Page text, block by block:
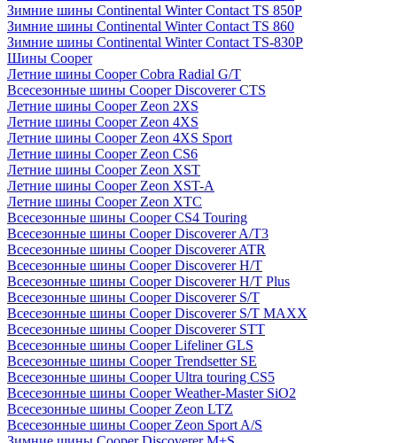
Зимние шины Continental Winter Contact TS 850P
Зимние шины Continental Winter Contact TS 860
Зимние шины Continental Winter Contact TS-830P
Шины Cooper
Летние шины Cooper Cobra Radial G/T
Всесезонные шины Cooper Discoverer CTS
Летние шины Cooper Zeon 2XS
Летние шины Cooper Zeon 4XS
Летние шины Cooper Zeon 4XS Sport
Летние шины Cooper Zeon CS6
Летние шины Cooper Zeon XST
Летние шины Cooper Zeon XST-A
Летние шины Cooper Zeon XTC
Всесезонные шины Cooper CS4 Touring
Всесезонные шины Cooper Discoverer A/T3
Всесезонные шины Cooper Discoverer ATR
Всесезонные шины Cooper Discoverer H/T
Всесезонные шины Cooper Discoverer H/T Plus
Всесезонные шины Cooper Discoverer S/T
Всесезонные шины Cooper Discoverer S/T MAXX
Всесезонные шины Cooper Discoverer STT
Всесезонные шины Cooper Lifeliner GLS
Всесезонные шины Cooper Trendsetter SE
Всесезонные шины Cooper Ultra touring CS5
Всесезонные шины Cooper Weather-Master SiO2
Всесезонные шины Cooper Zeon LTZ
Всесезонные шины Cooper Zeon Sport A/S